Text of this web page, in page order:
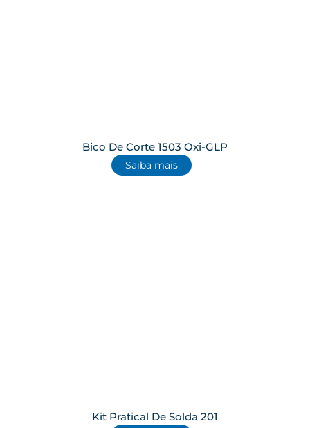
Bico De Corte 1503 Oxi-GLP
Saiba mais
Kit Pratical De Solda 201